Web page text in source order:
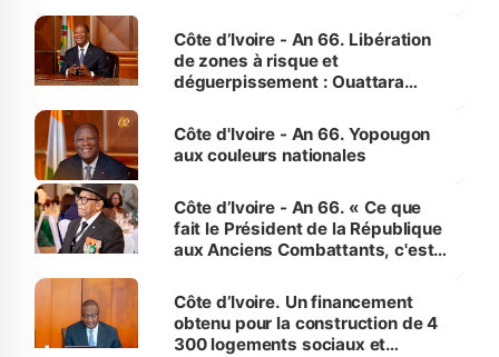
milieu des sinistrés
Côte d’Ivoire - An 66. Libération
de zones à risque et
déguerpissement : Ouattara
l'Etat de droit pour préserver les
vies humaines »
Côte d'Ivoire - An 66. Yopougon
aux couleurs nationales
Côte d’Ivoire - An 66. « Ce que
fait le Président de la République
aux Anciens Combattants, c'est
Côte d’Ivoire. Un financement
obtenu pour la construction de 4
300 logements sociaux et